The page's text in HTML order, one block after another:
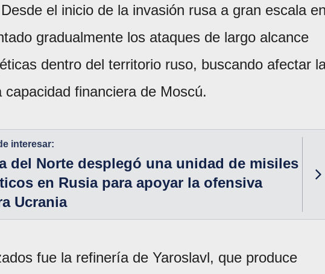
Desde el inicio de la invasión rusa a gran escala
gradualmente los ataques de largo alcance
dentro del territorio ruso, buscando afectar
financiera de Moscú.
interesar:
del Norte desplegó una unidad de misiles
en Rusia para apoyar la ofensiva
Ucrania
fue la refinería de Yaroslavl, que produce